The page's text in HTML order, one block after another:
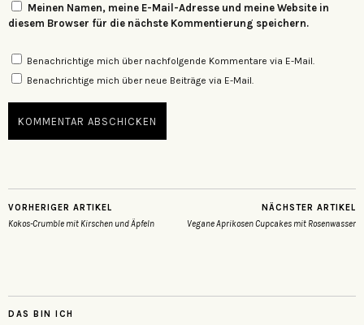
Meinen Namen, meine E-Mail-Adresse und meine Website in
diesem Browser für die nächste Kommentierung speichern.
Benachrichtige mich über nachfolgende Kommentare via E-Mail.
Benachrichtige mich über neue Beiträge via E-Mail.
VORHERIGER ARTIKEL
Kokos-Crumble mit Kirschen und Äpfeln
NÄCHSTER ARTIKEL
Vegane Aprikosen Cupcakes mit Rosenwasser
DAS BIN ICH